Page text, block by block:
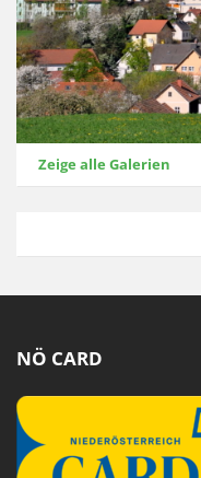
Zeige alle Galerien
NÖ CARD